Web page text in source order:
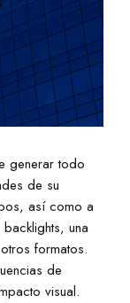
generar todo
de su
así como a
una
formatos.
de
visual.